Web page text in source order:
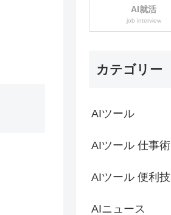
AI就活
job interview
カテゴリー
AIツール
AIツール 仕事術
AIツール 便利技
AIニュース